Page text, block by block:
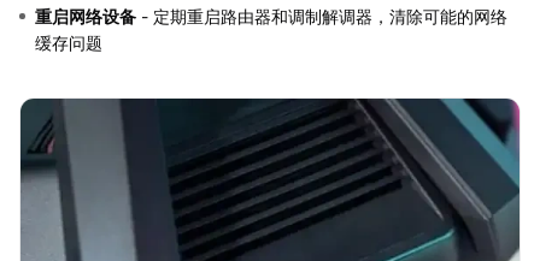
重启网络设备 - 定期重启路由器和调制解调器，清除可能的网络
缓存问题